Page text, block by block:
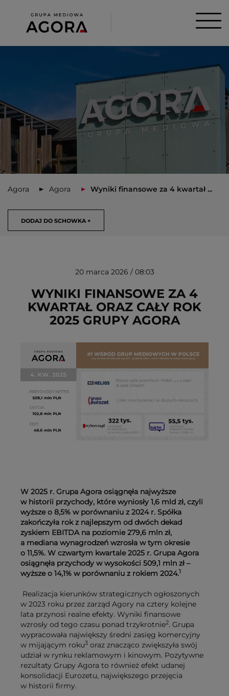
Agora Agora Wyniki finansowe za 4 kwartał ...
DODAJ DO SCHOWKA +
USUŃ ZE SCHOWKA
20 marca 2026 / 08:03
WYNIKI FINANSOWE ZA 4
KWARTAŁ ORAZ CAŁY ROK
2025 GRUPY AGORA
W 2025 r. Grupa Agora osiągnęła najwyższe
w historii przychody, które wyniosły 1,6 mld zł, czyli
wyższe o 8,5% w porównaniu z 2024 r. Spółka
zakończyła rok z najlepszym od dwóch dekad
zyskiem EBITDA na poziomie 279,6 mln zł,
a mediana wynagrodzeń wzrosła w tym okresie
o 11,5%. W czwartym kwartale 2025 r. Grupa Agora
osiągnęła przychody w wysokości 509,1 mln zł –
wyższe o 14,1% w porównaniu z rokiem 2024.1
Realizacja kierunków strategicznych ogłoszonych
w 2023 roku przez zarząd Agory na cztery kolejne
lata przynosi realne efekty. Wyniki finansowe
wzrosły od tego czasu ponad trzykrotnie2. Grupa
wypracowała największy średni zasięg komercyjny
w mijającym roku3 oraz znacząco zwiększyła swój
udział w rynku reklamowym i kinowym. Pozytywne
rezultaty Grupy Agora to również efekt udanej
konsolidacji Eurozetu, największego przejęcia
w historii firmy.